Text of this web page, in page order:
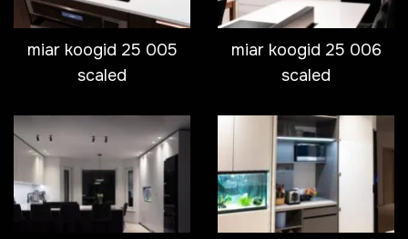
miar koogid 25 005
scaled
miar koogid 25 006
scaled